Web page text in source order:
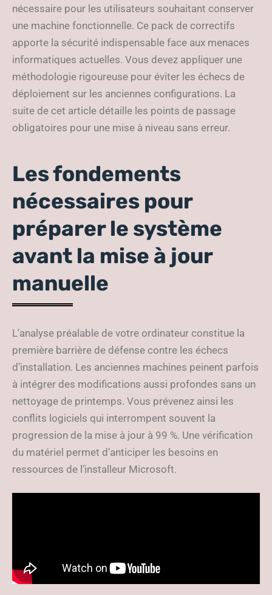
nécessaire pour les utilisateurs souhaitant conserver
une machine fonctionnelle. Ce pack de correctifs
apporte la sécurité indispensable face aux menaces
informatiques actuelles. Vous devez appliquer une
méthodologie rigoureuse pour éviter les échecs de
déploiement sur les anciennes configurations. La
suite de cet article détaille les points de passage
obligatoires pour une mise à niveau sans erreur.
Les fondements
nécessaires pour
préparer le système
avant la mise à jour
manuelle
L’analyse préalable de votre ordinateur constitue la
première barrière de défense contre les échecs
d’installation. Les anciennes machines peinent parfois
à intégrer des modifications aussi profondes sans un
nettoyage de printemps. Vous prévenez ainsi les
conflits logiciels qui interrompent souvent la
progression de la mise à jour à 99 %. Une vérification
du matériel permet d’anticiper les besoins en
ressources de l’installeur Microsoft.